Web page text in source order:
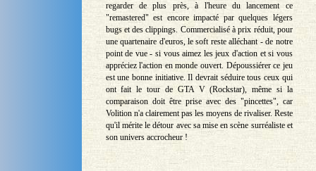
regarder de plus près, à l'heure du lancement ce
"remastered" est encore impacté par quelques légers
bugs et des clippings. Commercialisé à prix réduit, pour
une quartenaire d'euros, le soft reste alléchant - de notre
point de vue - si vous aimez les jeux d'action et si vous
appréciez l'action en monde ouvert. Dépoussiérer ce jeu
est une bonne initiative. Il devrait séduire tous ceux qui
ont fait le tour de GTA V (Rockstar), même si la
comparaison doit être prise avec des "pincettes", car
Volition n'a clairement pas les moyens de rivaliser. Reste
qu'il mérite le détour avec sa mise en scène surréaliste et
son univers accrocheur !